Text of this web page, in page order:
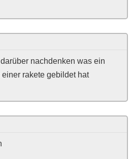
nachdenken was ein
rakete gebildet hat